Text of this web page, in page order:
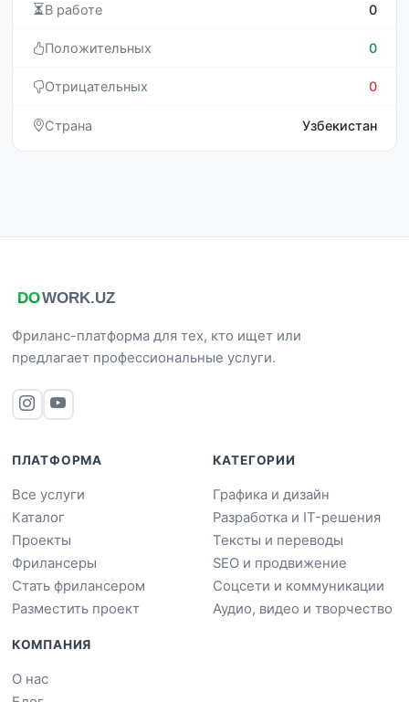
В работе 0
Положительных 0
Отрицательных 0
Страна Узбекистан
Фриланс-платформа для тех, кто ищет или
предлагает профессиональные услуги.
ПЛАТФОРМА
Все услуги
Каталог
Проекты
Фрилансеры
Стать фрилансером
Разместить проект
КАТЕГОРИИ
Графика и дизайн
Разработка и IT-решения
Тексты и переводы
SEO и продвижение
Соцсети и коммуникации
Аудио, видео и творчество
КОМПАНИЯ
О нас